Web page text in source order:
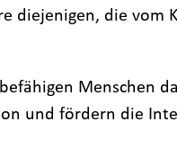
diejenigen, die vom
Menschen
und fördern die